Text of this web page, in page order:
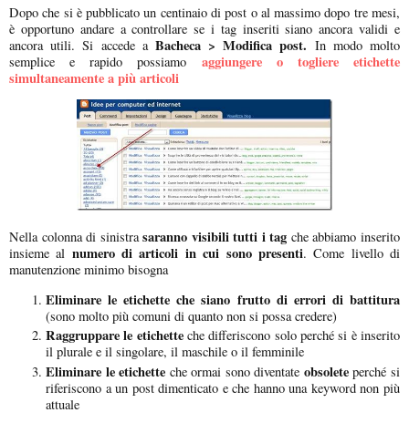
Dopo che si è pubblicato un centinaio di post o al massimo dopo tre mesi,
è opportuno andare a controllare se i tag inseriti siano ancora validi e
ancora utili. Si accede a Bacheca > Modifica post. In modo molto
semplice e rapido possiamo aggiungere o togliere etichette
simultaneamente a più articoli
Nella colonna di sinistrasaranno visibili tutti i tag che abbiamo inserito
insieme al numero di articoli in cui sono presenti. Come livello di
manutenzione minimo bisogna
Eliminare le etichette che siano frutto di errori di battitura
(sono molto più comuni di quanto non si possa credere)
Raggruppare le etichetteche differiscono solo perché si è inserito
il plurale e il singolare, il maschile o il femminile
Eliminare le etichette che ormai sono diventate obsoleteperché si
riferiscono a un post dimenticato e che hanno una keyword non più
attuale